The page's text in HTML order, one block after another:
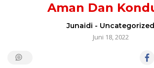
Aman Dan
Junaidi - Uncategorized
Juni 18, 2022